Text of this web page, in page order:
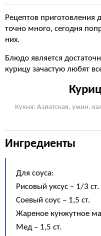
Рецептов приготовления
точно много, сегодня
них.
Блюдо является
курицу зачастую любят
Кухня: Азиатская, ужин,
Ингредиенты
Для соуса:
Рисовый уксус – 1/3 ст.
Соевый соус – 1,5 ст.
Жареное кунжутное
Мед – 1,5 ст.